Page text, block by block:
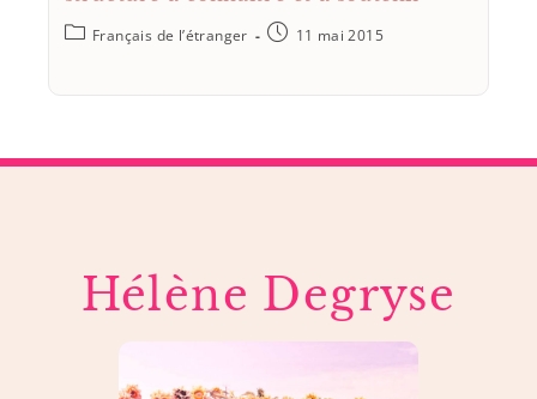
Français de l’étranger 11 mai 2015
Hélène Degryse